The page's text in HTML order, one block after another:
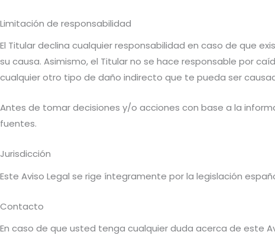
Limitación de responsabilidad
El Titular declina cualquier responsabilidad en caso de que
su causa. Asimismo, el Titular no se hace responsable por
cualquier otro tipo de daño indirecto que te pueda ser
Antes de tomar decisiones y/o acciones con base a la
fuentes.
Jurisdicción
Este Aviso Legal se rige íntegramente por la legislación
Contacto
En caso de que usted tenga cualquier duda acerca de este